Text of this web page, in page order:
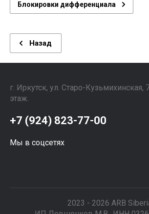
Блокировки дифференциала
Назад
г. Иркутск, ул. ​Старо-Кузьмихинская,
этаж. ⠀⠀⠀⠀⠀⠀⠀⠀⠀⠀
+7 (924) 823-77-00
Мы в соцсетях
2023 - 2026 ARB